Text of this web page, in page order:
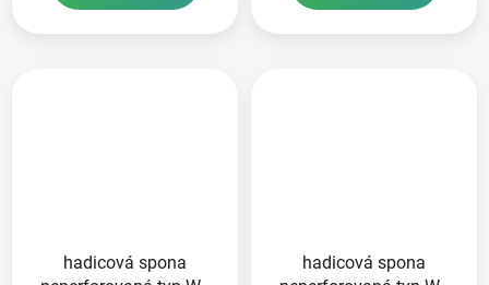
hadicová spona
hadicová spona